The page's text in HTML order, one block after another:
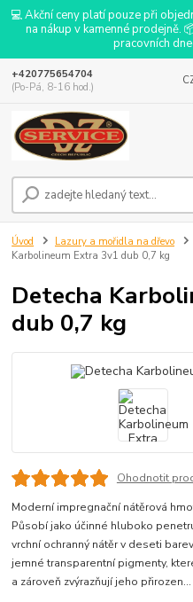
💻 Akční ceny platí pouze při
na nákup v kamenné prodejně.
pracovních
+420775654704
(Po-Pá, 8-16 hod.)
Úvod Lazury a mořidla na dřevo
Karbolineum Extra 3v1 dub 0,7 kg
Detecha
dub 0,7 kg
Ohodnotit
Moderní impregnační nátěrová
Působí jako účinné hluboko
vrchní ochranný nátěr v deseti
jemné transparentní pigmenty,
a zároveň zvýrazňují jeho přirozen...